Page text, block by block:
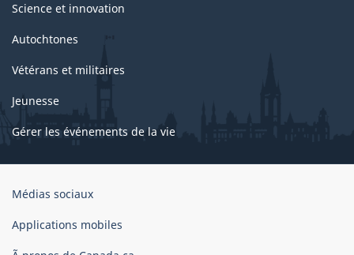
Science et innovation
Autochtones
Vétérans et militaires
Jeunesse
Gérer les événements de la vie
Organisation
gouvernement
Médias sociaux
Applications mobiles